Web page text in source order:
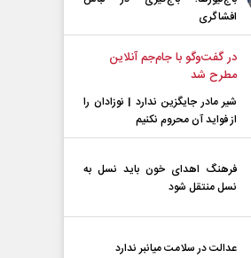
افشاگری
در گفت‌و‌گو با جام‌جم آنلاین
مطرح شد
شیر مادر جایگزین ندارد | نوزادان را
از فواید آن محروم نکنیم
فرهنگ اهدای خون باید نسل به
نسل منتقل شود
عدالت در سلامت میانبر ندارد